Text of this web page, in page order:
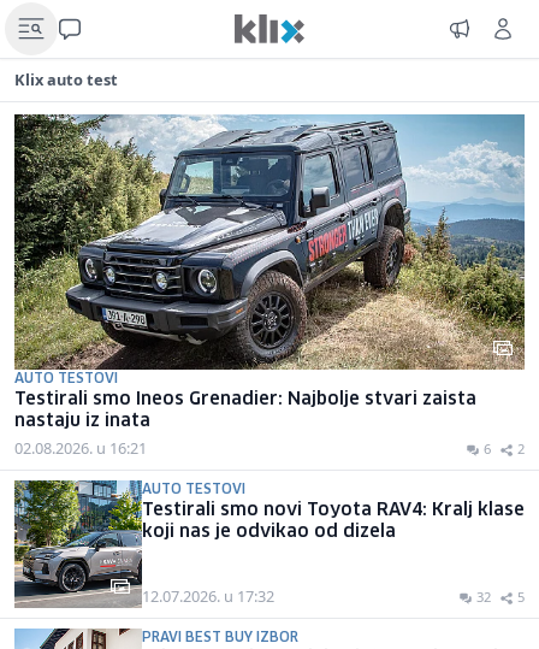
Klix auto test
AUTO TESTOVI
Testirali smo Ineos Grenadier: Najbolje stvari zaista
nastaju iz inata
02.08.2026. u 16:21 6 2
AUTO TESTOVI
Testirali smo novi Toyota RAV4: Kralj klase
koji nas je odvikao od dizela
12.07.2026. u 17:32 32 5
PRAVI BEST BUY IZBOR